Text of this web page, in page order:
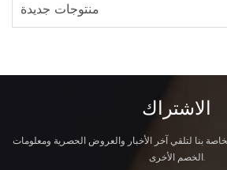
منتوجات جديدة
الاشتراك
بنا لتلقي آخر الأخبار والعروض الحصرية ومعلومات
الخصم الأخرى.